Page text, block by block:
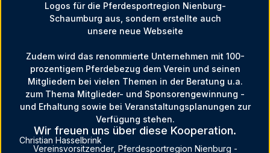
Logos für die Pferdesportregion Nienburg-
Schaumburg aus, sondern erstellte auch
unsere neue Webseite
Zudem wird das renommierte Unternehmen mit 100-
prozentigem Pferdebezug dem Verein und seinen
Mitgliedern bei vielen Themen in der Beratung u.a.
zum Thema Mitglieder- und Sponsorengewinnung -
und Erhaltung sowie bei Veranstaltungsplanungen zur
Verfügung stehen.
Wir freuen uns über diese Kooperation.
Christian Hasselbrink
Vereinsvorsitzender, Pferdesportregion Nienburg -